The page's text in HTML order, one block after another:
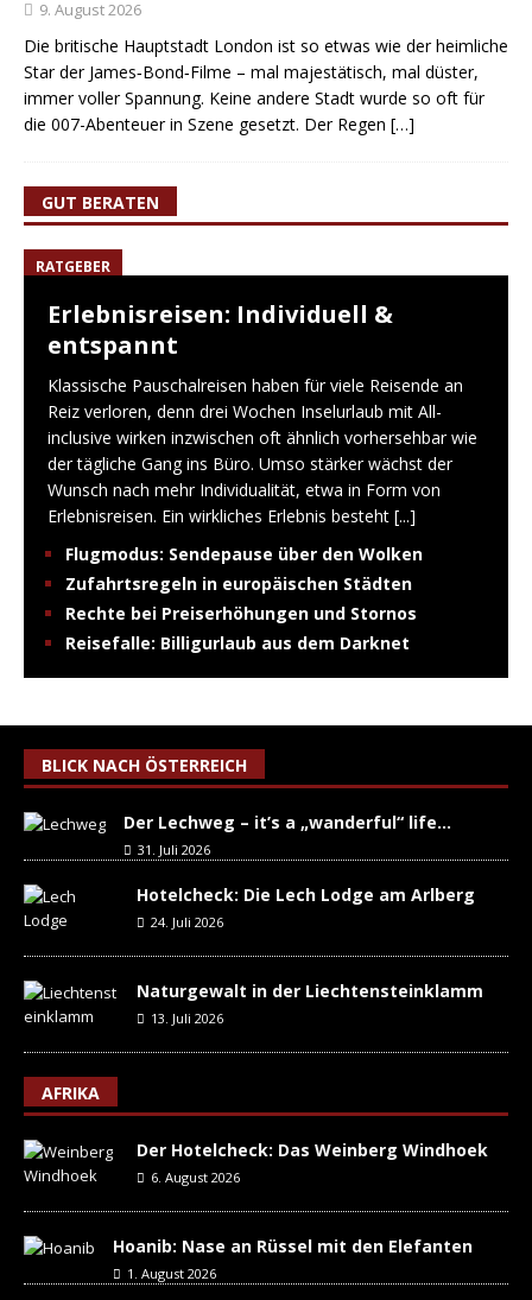
9. August 2026
Die britische Hauptstadt London ist so etwas wie der heimliche
Star der James‑Bond‑Filme – mal majestätisch, mal düster,
immer voller Spannung. Keine andere Stadt wurde so oft für
die 007-Abenteuer in Szene gesetzt. Der Regen […]
GUT BERATEN
RATGEBER
Erlebnisreisen: Individuell &
entspannt
Klassische Pauschalreisen haben für viele Reisende an
Reiz verloren, denn drei Wochen Inselurlaub mit All-
inclusive wirken inzwischen oft ähnlich vorhersehbar wie
der tägliche Gang ins Büro. Umso stärker wächst der
Wunsch nach mehr Individualität, etwa in Form von
Erlebnisreisen. Ein wirkliches Erlebnis besteht [...]
Flugmodus: Sendepause über den Wolken
Zufahrtsregeln in europäischen Städten
Rechte bei Preiserhöhungen und Stornos
Reisefalle: Billigurlaub aus dem Darknet
BLICK NACH ÖSTERREICH
Der Lechweg – it’s a „wanderful“ life…
31. Juli 2026
Hotelcheck: Die Lech Lodge am Arlberg
24. Juli 2026
Naturgewalt in der Liechtensteinklamm
13. Juli 2026
AFRIKA
Der Hotelcheck: Das Weinberg Windhoek
6. August 2026
Hoanib: Nase an Rüssel mit den Elefanten
1. August 2026